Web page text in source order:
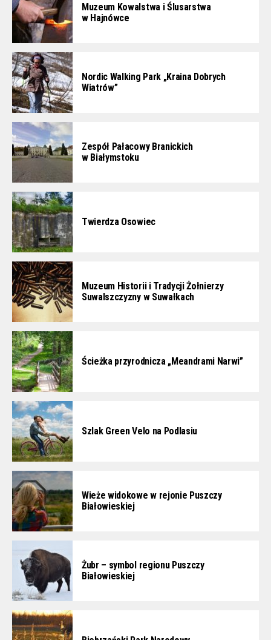
Muzeum Kowalstwa i Ślusarstwa
w Hajnówce
Nordic Walking Park „Kraina Dobrych
Wiatrów”
Zespół Pałacowy Branickich
w Białymstoku
Twierdza Osowiec
Muzeum Historii i Tradycji Żołnierzy
Suwalszczyzny w Suwałkach
Ścieżka przyrodnicza „Meandrami Narwi”
Szlak Green Velo na Podlasiu
Wieże widokowe w rejonie Puszczy
Białowieskiej
Żubr – symbol regionu Puszczy
Białowieskiej